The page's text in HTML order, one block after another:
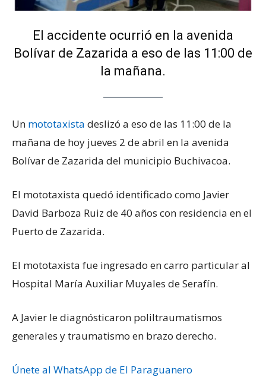
El accidente ocurrió en la avenida
Bolívar de Zazarida a eso de las 11:00 de
la mañana.
Un mototaxista deslizó a eso de las 11:00 de la
mañana de hoy jueves 2 de abril en la avenida
Bolívar de Zazarida del municipio Buchivacoa.
El mototaxista quedó identificado como Javier
David Barboza Ruiz de 40 años con residencia en el
Puerto de Zazarida.
El mototaxista fue ingresado en carro particular al
Hospital María Auxiliar Muyales de Serafín.
A Javier le diagnósticaron poliltraumatismos
generales y traumatismo en brazo derecho.
Únete al WhatsApp de El Paraguanero